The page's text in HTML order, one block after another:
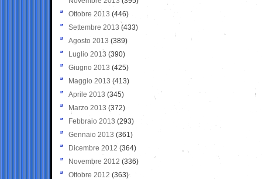
Ottobre 2013 (446)
Settembre 2013 (433)
Agosto 2013 (389)
Luglio 2013 (390)
Giugno 2013 (425)
Maggio 2013 (413)
Aprile 2013 (345)
Marzo 2013 (372)
Febbraio 2013 (293)
Gennaio 2013 (361)
Dicembre 2012 (364)
Novembre 2012 (336)
Ottobre 2012 (363)